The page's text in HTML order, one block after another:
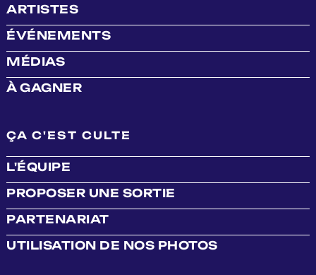
ARTISTES
ÉVÉNEMENTS
MÉDIAS
À GAGNER
ÇA C'EST CULTE
L'ÉQUIPE
PROPOSER UNE SORTIE
PARTENARIAT
UTILISATION DE NOS PHOTOS